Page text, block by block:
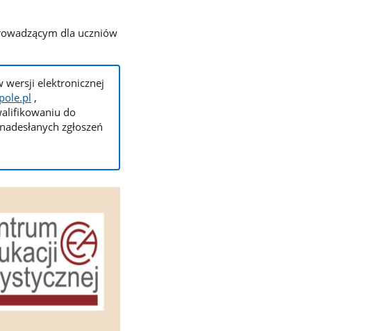
dla uczniów
wersji elektronicznej
,
do
zgłoszeń